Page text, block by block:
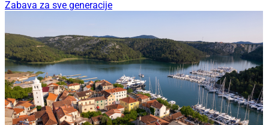
Zabava za sve generacije